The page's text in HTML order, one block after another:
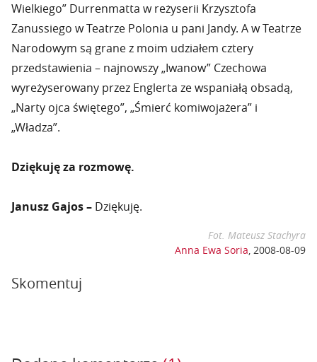
Wielkiego” Durrenmatta w reżyserii Krzysztofa
Zanussiego w Teatrze Polonia u pani Jandy. A w Teatrze
Narodowym są grane z moim udziałem cztery
przedstawienia – najnowszy „Iwanow” Czechowa
wyreżyserowany przez Englerta ze wspaniałą obsadą,
„Narty ojca świętego”, „Śmierć komiwojażera” i
„Władza”.
Dziękuję za rozmowę.
Janusz Gajos – Dziękuję.
Fot. Mateusz Stachyra
Anna Ewa Soria, 2008-08-09
Skomentuj